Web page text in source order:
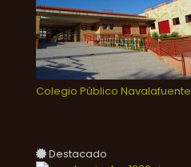
Colegio Público Navalafuente
Destacado